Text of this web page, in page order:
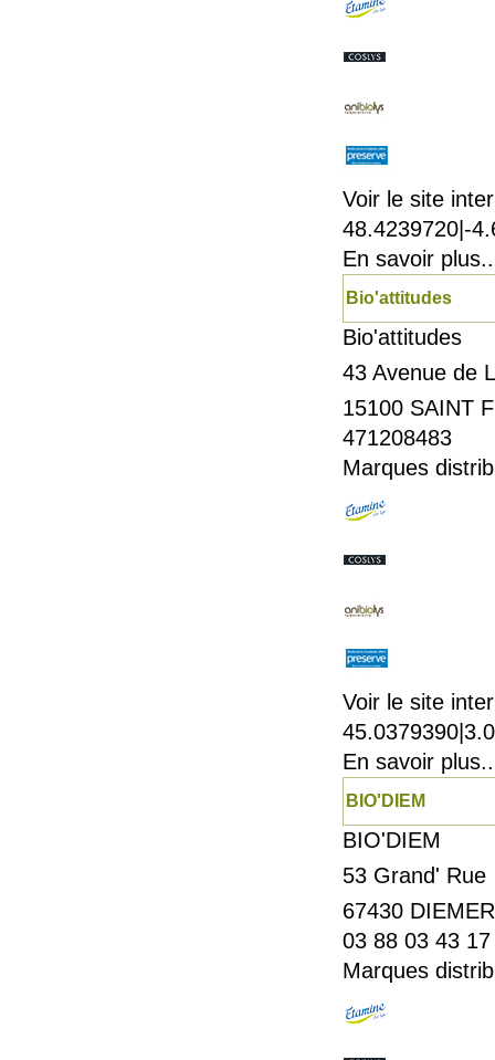
Voir le site
48.4239720|-
En savoir
Bio'attitudes
Bio'attitudes
43 Avenue de
15100 SAINT
471208483
Marques
Voir le site
En savoir
BIO'DIEM
BIO'DIEM
53
67430
03 88 03 43 17
Marques